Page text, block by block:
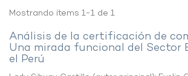
Mostrando ítems 1-1 de 1
Análisis de la certificación de
Una mirada funcional del Sector
el Perú